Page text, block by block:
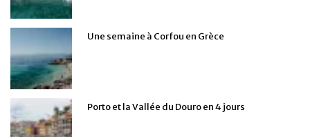
Une semaine à Corfou en Grèce
Porto et la Vallée du Douro en 4 jours